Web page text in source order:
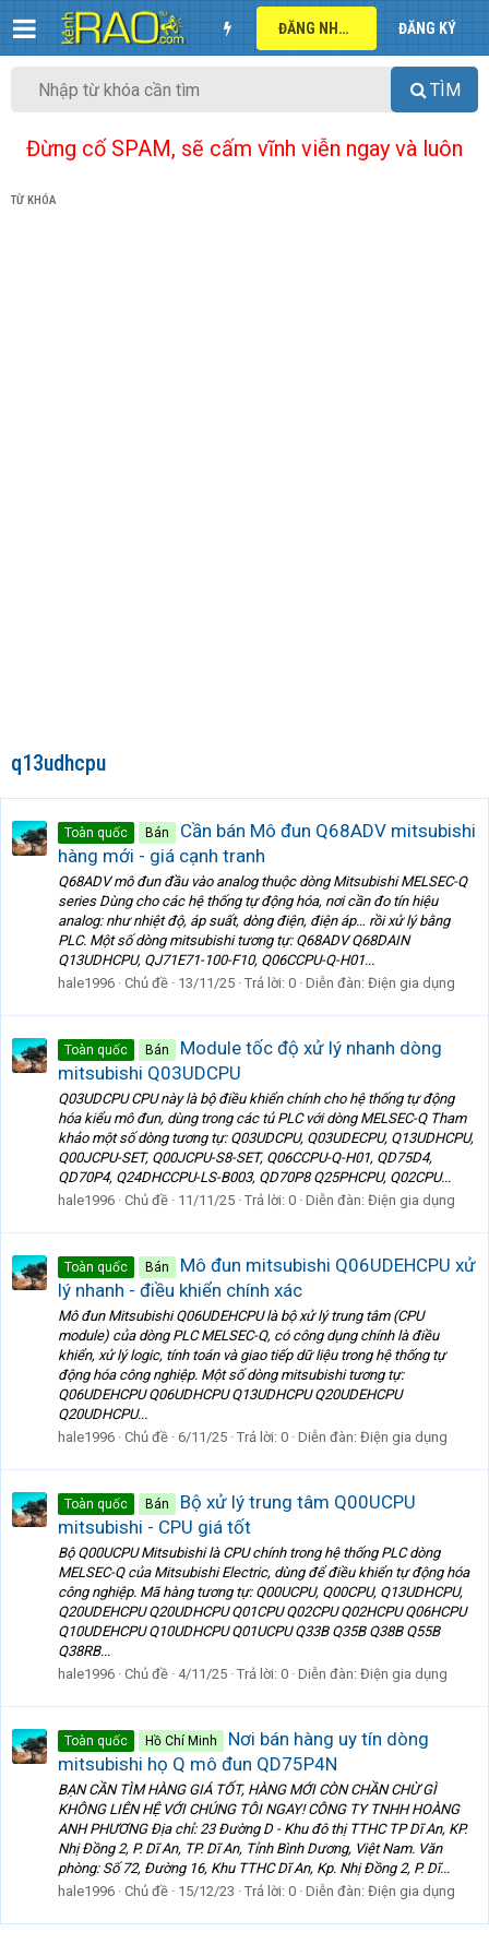
ĐĂNG NHẬP ĐĂNG KÝ
TÌM
Đừng cố SPAM, sẽ cấm vĩnh viễn ngay và luôn
TỪ KHÓA
q13udhcpu
Toàn quốc Bán
Cần bán Mô đun Q68ADV mitsubishi
hàng mới - giá cạnh tranh
Q68ADV mô đun đầu vào analog thuộc dòng Mitsubishi MELSEC-Q
series Dùng cho các hệ thống tự động hóa, nơi cần đo tín hiệu
analog: như nhiệt độ, áp suất, dòng điện, điện áp… rồi xử lý bằng
PLC. Một số dòng mitsubishi tương tự: Q68ADV Q68DAIN
Q13UDHCPU, QJ71E71-100-F10, Q06CCPU-Q-H01...
hale1996 Chủ đề 13/11/25 Trả lời: 0 Diễn đàn: Điện gia dụng
Toàn quốc Bán
Module tốc độ xử lý nhanh dòng
mitsubishi Q03UDCPU
Q03UDCPU CPU này là bộ điều khiển chính cho hệ thống tự động
hóa kiểu mô đun, dùng trong các tủ PLC với dòng MELSEC-Q Tham
khảo một số dòng tương tự: Q03UDCPU, Q03UDECPU, Q13UDHCPU,
Q00JCPU-SET, Q00JCPU-S8-SET, Q06CCPU-Q-H01, QD75D4,
QD70P4, Q24DHCCPU-LS-B003, QD70P8 Q25PHCPU, Q02CPU...
hale1996 Chủ đề 11/11/25 Trả lời: 0 Diễn đàn: Điện gia dụng
Toàn quốc Bán
Mô đun mitsubishi Q06UDEHCPU xử
lý nhanh - điều khiển chính xác
Mô đun Mitsubishi Q06UDEHCPU là bộ xử lý trung tâm (CPU
module) của dòng PLC MELSEC-Q, có công dụng chính là điều
khiển, xử lý logic, tính toán và giao tiếp dữ liệu trong hệ thống tự
động hóa công nghiệp. Một số dòng mitsubishi tương tự:
Q06UDEHCPU Q06UDHCPU Q13UDHCPU Q20UDEHCPU
Q20UDHCPU...
hale1996 Chủ đề 6/11/25 Trả lời: 0 Diễn đàn: Điện gia dụng
Toàn quốc Bán
Bộ xử lý trung tâm Q00UCPU
mitsubishi - CPU giá tốt
Bộ Q00UCPU Mitsubishi là CPU chính trong hệ thống PLC dòng
MELSEC-Q của Mitsubishi Electric, dùng để điều khiển tự động hóa
công nghiệp. Mã hàng tương tự: Q00UCPU, Q00CPU, Q13UDHCPU,
Q20UDEHCPU Q20UDHCPU Q01CPU Q02CPU Q02HCPU Q06HCPU
Q10UDEHCPU Q10UDHCPU Q01UCPU Q33B Q35B Q38B Q55B
Q38RB...
hale1996 Chủ đề 4/11/25 Trả lời: 0 Diễn đàn: Điện gia dụng
Toàn quốc Hồ Chí Minh
Nơi bán hàng uy tín dòng
mitsubishi họ Q mô đun QD75P4N
BẠN CẦN TÌM HÀNG GIÁ TỐT, HÀNG MỚI CÒN CHẦN CHỪ GÌ
KHÔNG LIÊN HỆ VỚI CHÚNG TÔI NGAY! CÔNG TY TNHH HOÀNG
ANH PHƯƠNG Địa chỉ: 23 Đường D - Khu đô thị TTHC TP Dĩ An, KP.
Nhị Đồng 2, P. Dĩ An, TP. Dĩ An, Tỉnh Bình Dương, Việt Nam. Văn
phòng: Số 72, Đường 16, Khu TTHC Dĩ An, Kp. Nhị Đồng 2, P. Dĩ...
hale1996 Chủ đề 15/12/23 Trả lời: 0 Diễn đàn: Điện gia dụng